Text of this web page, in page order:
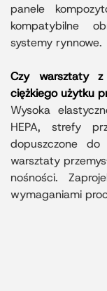
panele
kompatybilne
systemy rynnowe.
Czy warsztaty
ciężkiego użytku
Wysoka
HEPA, strefy
dopuszczone
warsztaty
nośności.
wymaganiami